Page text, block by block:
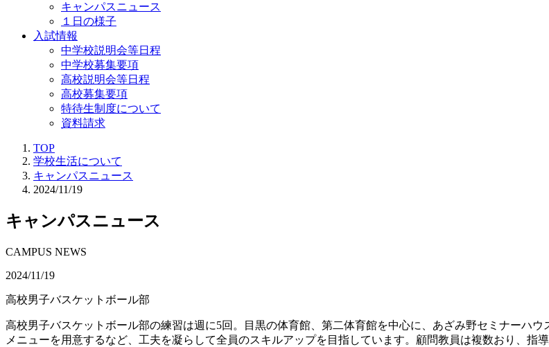
キャンパスニュース
１日の様子
入試情報
中学校説明会等日程
中学校募集要項
高校説明会等日程
高校募集要項
特待生制度について
資料請求
TOP
学校生活について
キャンパスニュース
2024/11/19
キャンパスニュース
CAMPUS NEWS
2024/11/19
高校男子バスケットボール部
高校男子バスケットボール部の練習は週に5回。目黒の体育館、第二体育館を中心に、あざみ野セミナーハ
メニューを用意するなど、工夫を凝らして全員のスキルアップを目指しています。顧問教員は複数おり、指